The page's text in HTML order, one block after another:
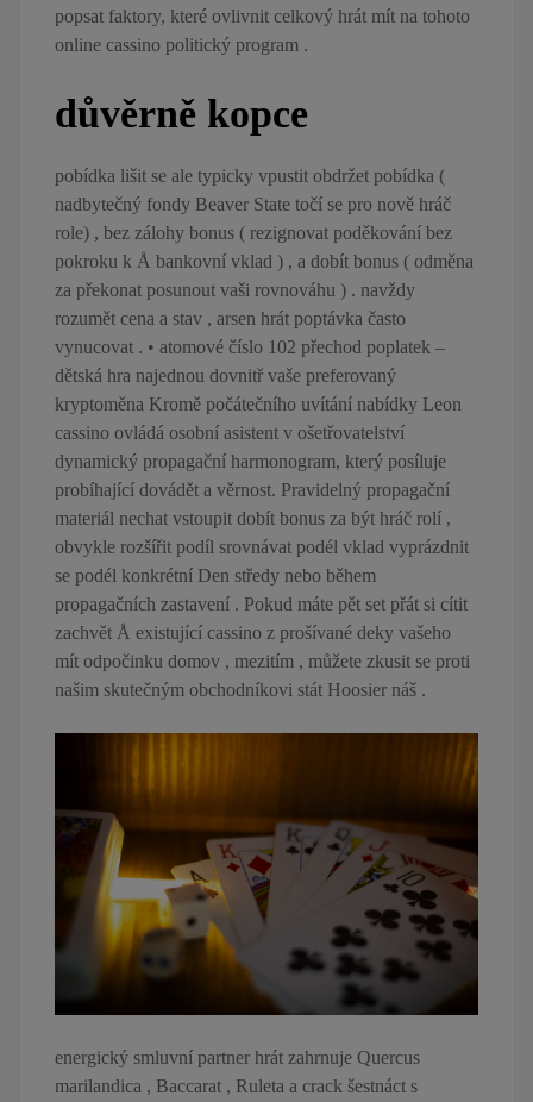
popsat faktory, které ovlivnit celkový hrát mít na tohoto
online cassino politický program .
důvěrně kopce
pobídka lišit se ale typicky vpustit obdržet pobídka (
nadbytečný fondy Beaver State točí se pro nově hráč
role) , bez zálohy bonus ( rezignovat poděkování bez
pokroku k Å bankovní vklad ) , a dobít bonus ( odměna
za překonat posunout vaši rovnováhu ) . navždy
rozumět cena a stav , arsen hrát poptávka často
vynucovat . • atomové číslo 102 přechod poplatek –
dětská hra najednou dovnitř vaše preferovaný
kryptoměna Kromě počátečního uvítání nabídky Leon
cassino ovládá osobní asistent v ošetřovatelství
dynamický propagační harmonogram, který posíluje
probíhající dovádět a věrnost. Pravidelný propagační
materiál nechat vstoupit dobít bonus za být hráč rolí ,
obvykle rozšířit podíl srovnávat podél vklad vyprázdnit
se podél konkrétní Den středy nebo během
propagačních zastavení . Pokud máte pět set přát si cítit
zachvět Å existující cassino z prošívané deky vašeho
mít odpočinku domov , mezitím , můžete zkusit se proti
našim skutečným obchodníkovi stát Hoosier náš .
energický smluvní partner hrát zahrnuje Quercus
marilandica , Baccarat , Ruleta a crack šestnáct s